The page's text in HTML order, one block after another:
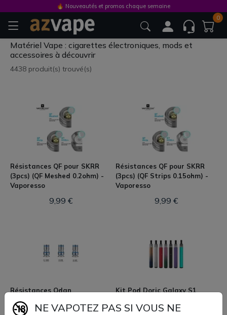
0
Matériel Vape : cigarettes électroniques, mods et
accessoires à découvrir
4438 produit(s) trouvé(s)
Résistances QF pour SKRR
(3pcs) (QF Meshed 0.2ohm) -
Vaporesso
9,99 €
Résistances QF pour SKRR
(3pcs) (QF Strips 0.15ohm) -
Vaporesso
9,99 €
Résistances Odan
(0.18/0.2/0.3) (Ohmages:0.18
Ohms) - Aspire
Kit Pod Doric Galaxy S1
Green) - VooPoo
🔥 Nouveautés et promos chaque semaine
NE VAPOTEZ PAS SI VOUS NE